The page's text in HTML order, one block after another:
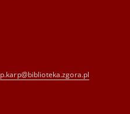
p.karp@biblioteka.zgora.pl